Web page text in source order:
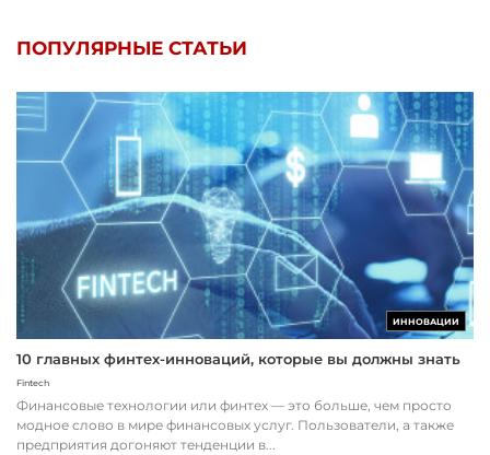
ПОПУЛЯРНЫЕ СТАТЬИ
ИННОВАЦИИ
10 главных финтех-инноваций, которые вы должны знать
Fintech
Финансовые технологии или финтех — это больше, чем просто
модное слово в мире финансовых услуг. Пользователи, а также
предприятия догоняют тенденции в...